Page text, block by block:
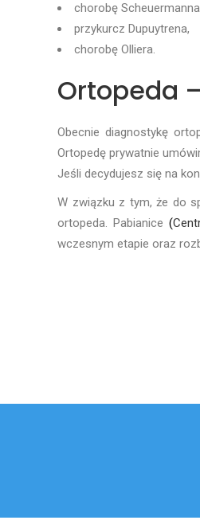
chorobę
przykurcz Dupuytrena,
chorobę Olliera.
Ortopeda
Obecnie diagnostykę
Ortopedę prywatnie
Jeśli decydujesz się na
W związku z tym, że do
ortopeda. Pabianice(
wczesnym etapie oraz